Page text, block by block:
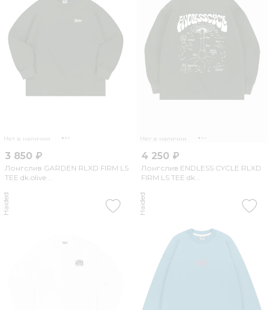
Нет в наличии
3 850 ₽
Лонгслив GARDEN RLXD FIRM LS
TEE dk.olive ...
Нет в наличии
4 250 ₽
Лонгслив ENDLESS CYCLE RLXD
FIRM LS TEE dk...
Haided Haided